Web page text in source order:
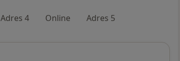
Adres 4 Online Adres 5